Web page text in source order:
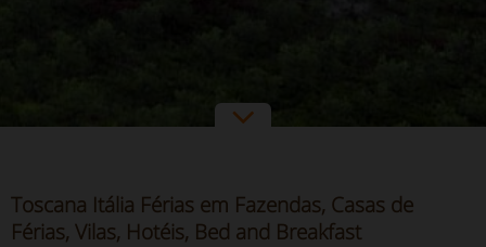
Toscana Itália Férias em Fazendas, Casas de
Férias, Vilas, Hotéis, Bed and Breakfast